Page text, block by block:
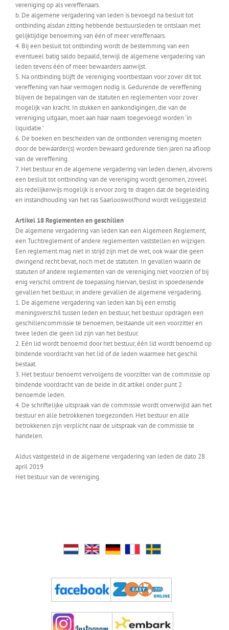
vereniging op als vereffenaars.
b. De algemene vergadering van leden is bevoegd na besluit tot
ontbinding alsdan zitting hebbende bestuursleden te ontslaan met
gelijktijdige benoeming van één of meer vereffenaars.
4. Bij een besluit tot ontbinding wordt de bestemming van een
eventueel batig saldo bepaald, terwijl de algemene vergadering van
leden tevens één of meer bewaarders aanwijst.
5. Na ontbinding blijft de vereniging voortbestaan voor zover dit tot
vereffening van haar vermogen nodig is. Gedurende de vereffening
blijven de bepalingen van de statuten en reglementen voor zover
mogelijk van kracht. In stukken en aankondigingen, die van de
vereniging uitgaan, moet aan haar naam toegevoegd worden ‘in
liquidatie.’
6. De boeken en bescheiden van de ontbonden vereniging moeten
door de bewaarder(s) worden bewaard gedurende tien jaren na afloop
van de vereffening.
7. Het bestuur en de algemene vergadering van leden dienen, alvorens
een besluit tot ontbinding van de vereniging wordt genomen, zoveel
als redelijkerwijs mogelijk is ervoor zorg te dragen dat de begeleiding
en instandhouding van het ras Saarlooswolfhond wordt veiliggesteld.
Artikel 18 Reglementen en geschillen
De algemene vergadering van leden kan een Algemeen Reglement,
een Tuchtreglement of andere reglementen vaststellen en wijzigen.
Een reglement mag niet in strijd zijn met de wet, ook waar die geen
dwingend recht bevat, noch met de statuten. In gevallen waarin de
statuten of andere reglementen van de vereniging niet voorzien of bij
enig verschil omtrent de toepassing hiervan, beslist in spoedeisende
gevallen het bestuur, in andere gevallen de algemene vergadering.
1. De algemene vergadering van leden kan bij een ernstig
meningsverschil tussen leden en bestuur, het bestuur opdragen een
geschillencommissie te benoemen, bestaande uit een voorzitter en
twee leden die geen lid zijn van het bestuur.
2. Eén lid wordt benoemd door het bestuur, één lid wordt benoemd op
bindende voordracht van het lid of de leden waarmee het geschil
bestaat.
3. Het bestuur benoemt vervolgens de voorzitter van de commissie op
bindende voordracht van de beide in dit artikel onder punt 2
benoemde leden.
4. De schriftelijke uitspraak van de commissie wordt onverwijld aan het
bestuur en alle betrokkenen toegezonden. Het bestuur en alle
betrokkenen zijn verplicht naar de uitspraak van de commissie te
handelen.
Aldus vastgesteld in de algemene vergadering van leden de dato 28
april 2019
Het bestuur van de vereniging.